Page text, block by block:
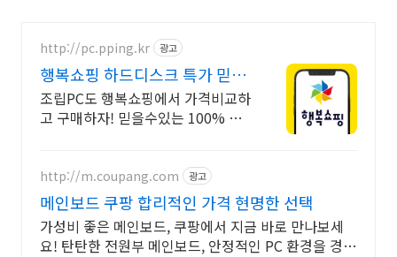
http://pc.pping.kr 광고
행복쇼핑 하드디스크 특가 믿을
수있는 100% 매매보호
조립PC도 행복쇼핑에서 가격비교하
고 구매하자! 믿을수있는 100% 매
금 만나 보세요
http://m.coupang.com 광고
메인보드 쿠팡 합리적인 가격 현명한 선택
가성비 좋은 메인보드, 쿠팡에서 지금 바로 만나보세
요! 탄탄한 전원부 메인보드, 안정적인 PC 환경을 경험